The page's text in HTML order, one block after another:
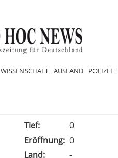
WISSENSCHAFT AUSLAND POLIZEI
Tief:
0
Eröffnung: 0
Land: -